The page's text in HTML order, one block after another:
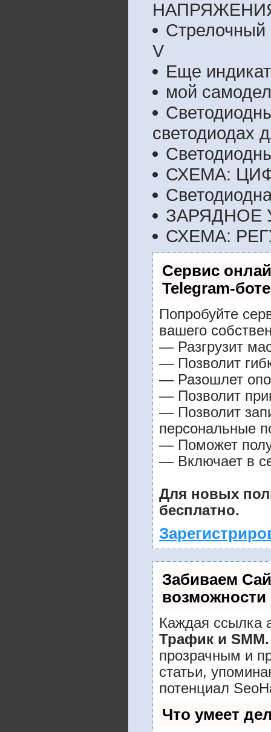
Стрелочный
V
Еще
мой
светодиодах
СХЕМА:
ЗАРЯДНОЕ
СХЕМА:
Сервис
Telegram-боте
Попробуйте
вашего
— Разгрузит
— Позволит
— Разошлет
— Позволит
— Позволит
персональные
— Поможет
— Включает в
Для новых
бесплатно.
Забиваем
возможности
Каждая ссылка
Трафик и SMM.
прозрачным и
статьи,
потенциал
Что умеет